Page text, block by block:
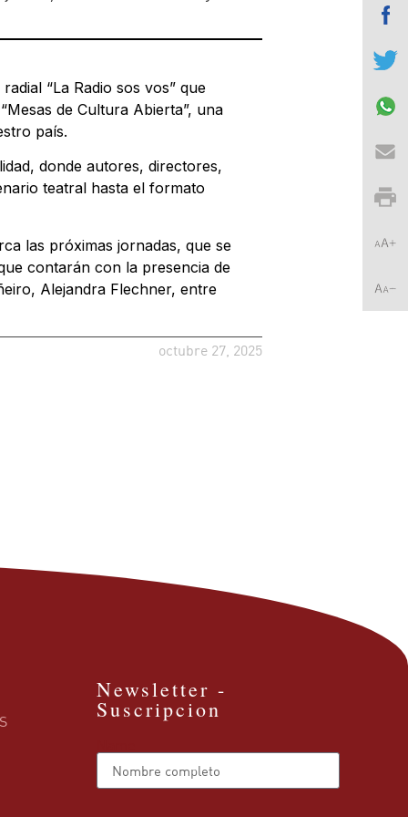
“La Radio sos vos” que
de Cultura Abierta”, una
país.
donde autores, directores,
teatral hasta el formato
las próximas jornadas, que se
contarán con la presencia de
Alejandra Flechner, entre
octubre 27, 2025
Newsletter -
Suscripcion